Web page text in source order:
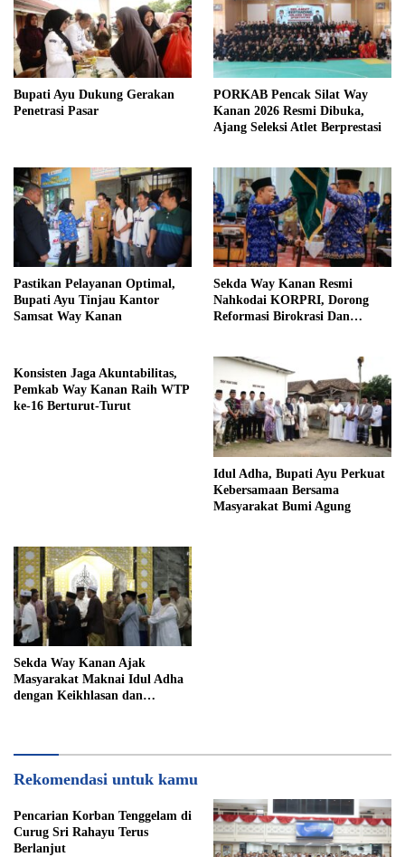
Bupati Ayu Dukung Gerakan
Penetrasi Pasar
PORKAB Pencak Silat Way
Kanan 2026 Resmi Dibuka,
Ajang Seleksi Atlet Berprestasi
Pastikan Pelayanan Optimal,
Bupati Ayu Tinjau Kantor
Samsat Way Kanan
Sekda Way Kanan Resmi
Nahkodai KORPRI, Dorong
Reformasi Birokrasi Dan
Konsisten Jaga Akuntabilitas,
Pemkab Way Kanan Raih WTP
ke-16 Berturut-Turut
Idul Adha, Bupati Ayu Perkuat
Kebersamaan Bersama
Masyarakat Bumi Agung
Sekda Way Kanan Ajak
Masyarakat Maknai Idul Adha
dengan Keikhlasan dan
Rekomendasi untuk kamu
Pencarian Korban Tenggelam di
Curug Sri Rahayu Terus
Berlanjut